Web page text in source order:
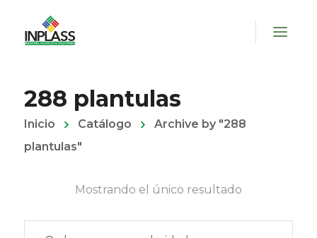
288 plantulas
Inicio Catálogo
Archive by "288
plantulas"
Mostrando el único resultado